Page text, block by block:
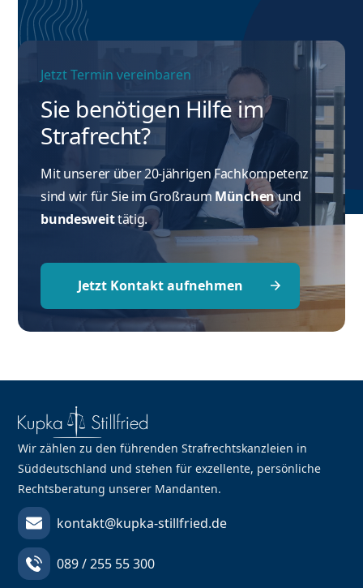
Jetzt Termin vereinbaren
Sie benötigen Hilfe im
Strafrecht?
Mit unserer über 20-jährigen Fachkompetenz
sind wir für Sie im Großraum Münchenund
bundesweittätig.
Jetzt Kontakt aufnehmen
Wir zählen zu den führenden Strafrechtskanzleien in
Süddeutschland und stehen für exzellente, persönliche
Rechtsberatung unserer Mandanten.
kontakt@kupka-stillfried.de
089 / 255 55 300